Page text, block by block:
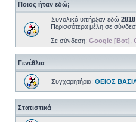
Ποιος ήταν εδώ;
Συνολικά υπήρξαν εδώ 2818
Περισσότερα μέλη σε
Σε σύνδεση: Google [Bot]
Γενέθλια
Συγχαρητήρια: ΘΕΙΟΣ
Στατιστικά